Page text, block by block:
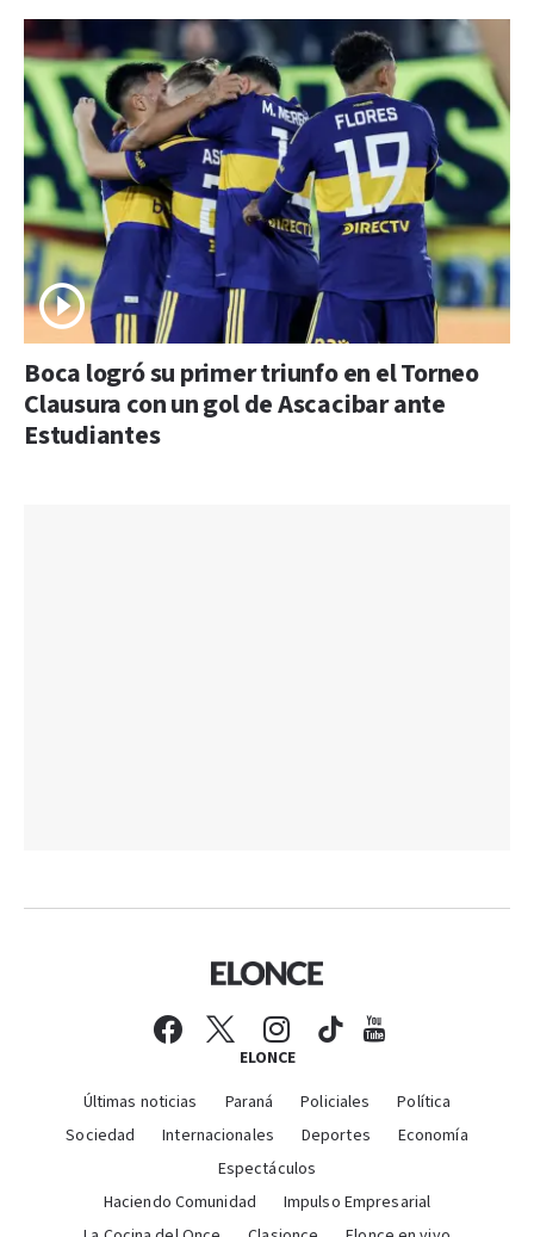
Boca logró su primer triunfo en el Torneo
Clausura con un gol de Ascacibar ante
Estudiantes
ELONCE
Últimas noticias Paraná Policiales
Política
Sociedad
Internacionales Deportes
Economía
Espectáculos
Haciendo Comunidad
Impulso Empresarial